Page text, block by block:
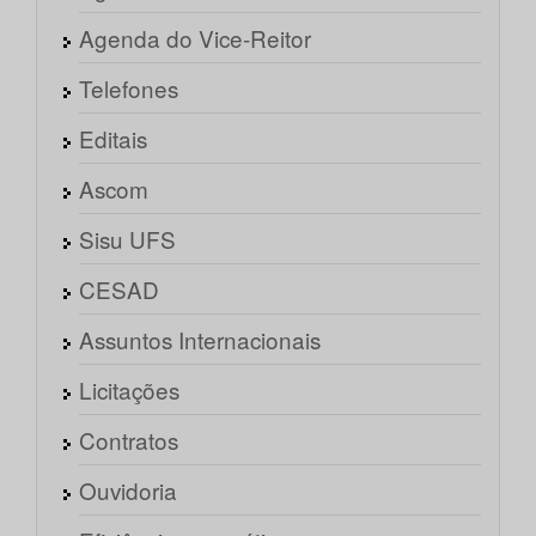
Agenda do Vice-Reitor
Telefones
Editais
Ascom
Sisu UFS
CESAD
Assuntos Internacionais
Licitações
Contratos
Ouvidoria